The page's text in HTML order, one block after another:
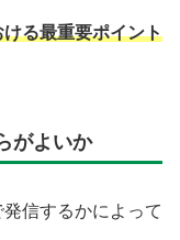
る最重要ポイント
がよいか
信するかによって